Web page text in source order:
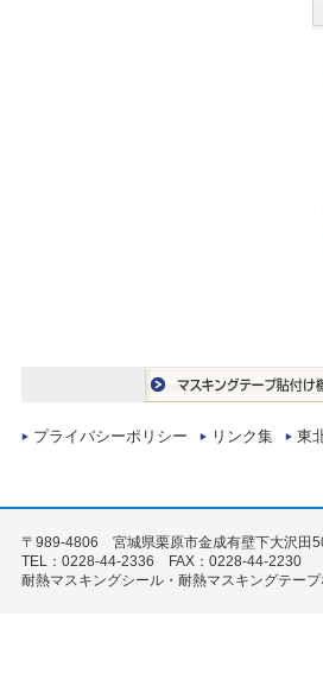
プライバシーポリシー リンク集 東
〒989-4806 宮城県栗原市金成有壁下大沢田
TEL：0228-44-2336 FAX：0228-44-2230
耐熱マスキングシール・耐熱マスキングテー